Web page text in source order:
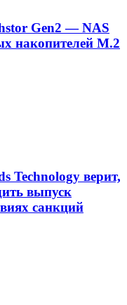
Gen2 — NAS
накопителей M.2
Technology верит,
выпуск
санкций